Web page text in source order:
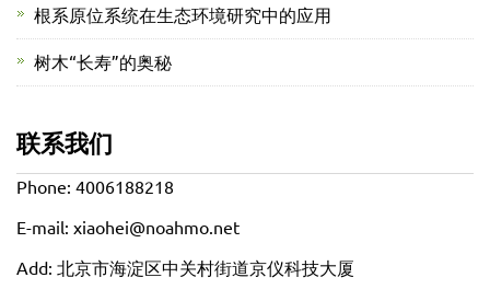
根系原位系统在生态环境研究中的应用
树木“长寿”的奥秘
联系我们
Phone: 4006188218
E-mail: xiaohei@noahmo.net
Add: 北京市海淀区中关村街道京仪科技大厦